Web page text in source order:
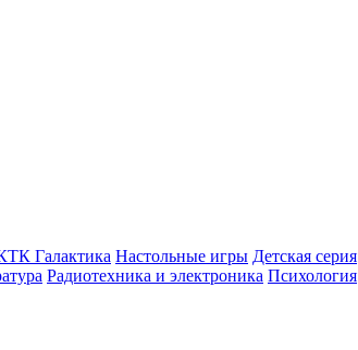
Галактика Настольные игры Детская серия
Радиотехника и электроника Психология